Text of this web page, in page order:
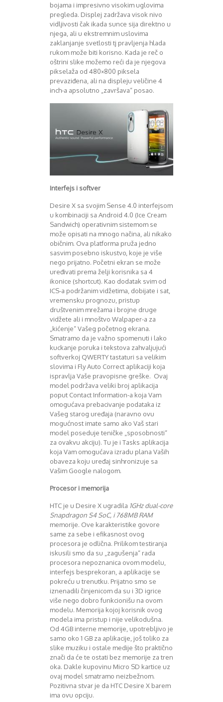
Juni 2018
Juli 2018
Oktobar 2018
Novembar 2018
Decembar 2018
Februar 2019
Juni 2019
August 2019
Februar 2020
April 2020
bojama i impresivno visokim uglovima
pregleda. Displej zadržava visok nivo
vidljivosti čak ikada sunce sija direktno u
njega, ali u ekstremnim uslovima
zaklanjanje svetlosti tj pravljenja hlada
rukom može biti korisno. Kada je reč o
oštrini slike možemo reći da je njegova
pikselaža od 480×800 piksela
prevaziđena, ali na displeju veličine 4
inch-a apsolutno „završava“ posao.
Interfejs i softver
Desire X sa svojim Sense 4.0 interfejsom
u kombinaciji sa Android 4.0 (Ice Cream
Sandwich) operativnim sistemom se
može opisati na mnogo načina, ali nikako
običnim. Ova platforma pruža jedno
sasvim posebno iskustvo, koje je više
nego prijatno. Početni ekran se može
uređivati prema želji korisnika sa 4
ikonice (shortcut). Kao dodatak svim od
ICS-a podržanim vidžetima, dobijate i sat,
vremensku prognozu, pristup
društvenim mrežama i brojne druge
vidžete ali i mnoštvo Walpaper-a za
„kićenje“ Vašeg početnog ekrana.
Smatramo da je važno spomenuti i lako
kuckanje poruka i tekstova zahvaljujući
softverkoj QWERTY tastaturi sa velikim
slovima i Fly Auto Correct aplikaciji koja
ispravlja Vaše pravopisne greške. Ovaj
model podržava veliki broj aplikacija
poput Contact Information-a koja Vam
omogućava prebacivanje podataka iz
Vašeg starog uređaja (naravno ovu
mogućnost imate samo ako Vaš stari
model poseduje teničke „sposobnosti“
za ovakvu akciju). Tu je i Tasks aplikacija
koja Vam omogućava izradu plana Vaših
obaveza koju uređaj sinhronizuje sa
Vašim Google nalogom.
Procesor i memorija
HTC je u Desire X ugradila 1GHz dual-core
Snapdragon S4 SoC, i 768MB RAM
memorije. Ove karakteristike govore
same za sebe i efikasnost ovog
procesora je odlična. Prilikom testiranja
iskusili smo da su „zagušenja“ rada
procesora nepoznanica ovom modelu,
interfejs besprekoran, a aplikacije se
pokreću u trenutku. Prijatno smo se
iznenadili činjenicom da su i 3D igrice
više nego dobro funkcionišu na ovom
modelu. Memorija kojoj korisnik ovog
modela ima pristup i nije velikodušna.
Od 4GB interne memorije, upotrebljivo je
samo oko 1 GB za aplikacije, još toliko za
slike muziku i ostale medije što praktično
znači da će te ostati bez memorije za tren
oka. Dakle kupovinu Micro SD kartice uz
ovaj model smatramo neizbežnom.
Pozitivna stvar je da HTC Desire X barem
ima ovu opciju.